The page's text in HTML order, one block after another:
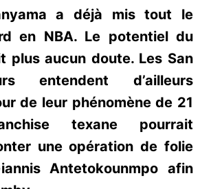
a déjà mis tout le
en NBA. Le potentiel du
plus aucun doute. Les San
entendent d’ailleurs
de leur phénomène de 21
texane pourrait
une opération de folie
Antetokounmpo afin